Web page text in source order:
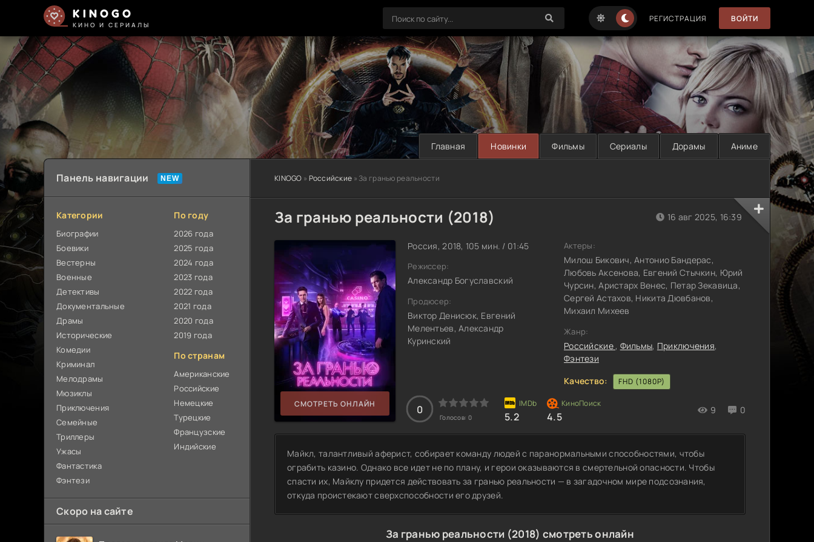
KINOGO
КИНО И СЕРИАЛЫ
РЕГИСТРАЦИЯ ВОЙТИ
Главная Новинки Фильмы Сериалы Дорамы Аниме
KINOGO » Российские » За гранью реальности
За гранью реальности (2018)
СМОТРЕТЬ ОНЛАЙН
Россия, 2018, 105 мин. / 01:45
Режиссер:
Александр Богуславский
Продюсер:
Виктор Денисюк, Евгений
Мелентьев, Александр
Куринский
0
Голосов: 0 5.2 4.5
9 0
16 авг 2025, 16:39
Актеры:
Милош Бикович, Антонио Бандерас,
Любовь Аксенова, Евгений Стычкин, Юрий
Чурсин, Аристарх Венес, Петар Зекавица,
Сергей Астахов, Никита Дювбанов,
Михаил Михеев
Жанр:
Российские , Фильмы, Приключения,
Фэнтези
Качество:
FHD (1080P)
Майкл, талантливый аферист, собирает команду людей с паранормальными способностями, чтобы
ограбить казино. Однако все идет не по плану, и герои оказываются в смертельной опасности. Чтобы
спасти их, Майклу придется действовать за гранью реальности — в загадочном мире подсознания,
откуда проистекают сверхспособности его друзей.
За гранью реальности (2018) смотреть онлайн
Панель навигации
Категории
Биографии
Боевики
Вестерны
Военные
Детективы
Документальные
Драмы
Исторические
Комедии
Криминал
Мелодрамы
Мюзиклы
Приключения
Семейные
Триллеры
Ужасы
Фантастика
Фэнтези
По году
2026 года
2025 года
2024 года
2023 года
2022 года
2021 года
2020 года
2019 года
По странам
Американские
Российские
Немецкие
Турецкие
Французские
Индийские
Скоро на сайте